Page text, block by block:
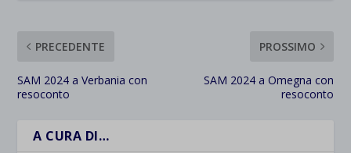
PRECEDENTE
SAM 2024 a Verbania con
resoconto
PROSSIMO
SAM 2024 a Omegna con
resoconto
A CURA DI…